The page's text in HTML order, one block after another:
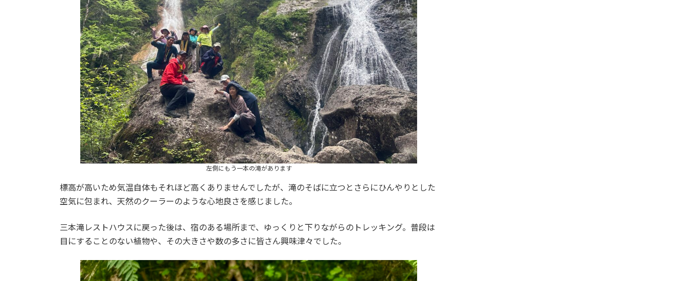
左側にもう一本の滝があります
標高が高いため気温自体もそれほど高くありませんでしたが、滝のそばに立つとさらにひんやりとした
空気に包まれ、天然のクーラーのような心地良さを感じました。
三本滝レストハウスに戻った後は、宿のある場所まで、ゆっくりと下りながらのトレッキング。普段は
目にすることのない植物や、その大きさや数の多さに皆さん興味津々でした。